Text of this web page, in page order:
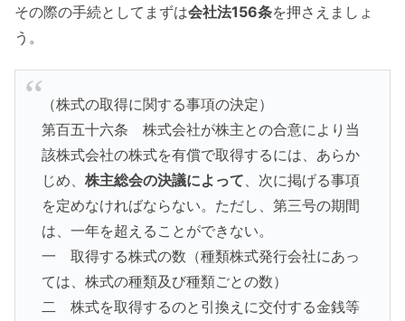
その際の手続としてまずは会社法156条を押さえましょ
う。
（株式の取得に関する事項の決定）
第百五十六条 株式会社が株主との合意により当
該株式会社の株式を有償で取得するには、あらか
じめ、 株主総会の決議によって 、次に掲げる事項
を定めなければならない。ただし、第三号の期間
は、一年を超えることができない。
一 取得する株式の数（種類株式発行会社にあっ
ては、株式の種類及び種類ごとの数）
二 株式を取得するのと引換えに交付する金銭等